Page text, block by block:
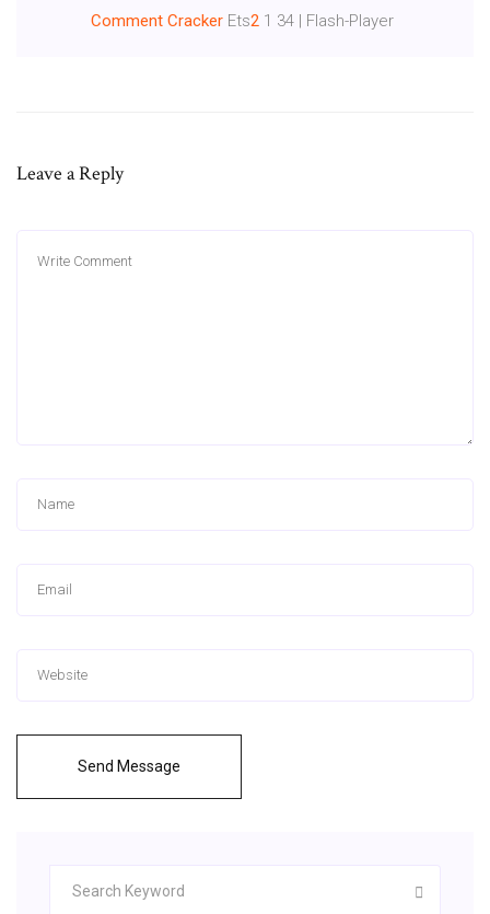
Comment Cracker Ets2 1 34 | Flash-Player
Leave a Reply
Send Message